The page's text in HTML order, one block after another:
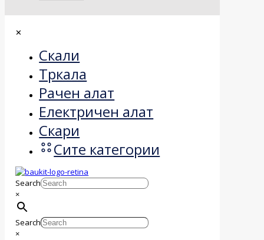
✕
Скали
Тркала
Рачен алат
Електричен алат
Скари
Сите категории
Search
×
Search
×